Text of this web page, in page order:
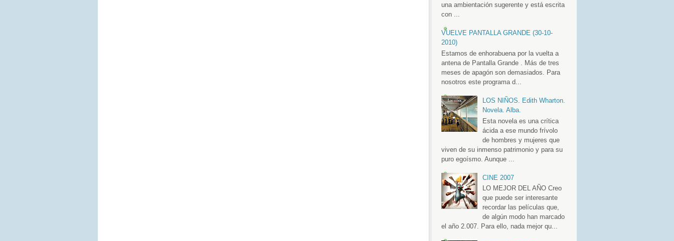
una ambientación sugerente y está escrita
con ...
VUELVE PANTALLA GRANDE (30-10-
2010)
Estamos de enhorabuena por la vuelta a
antena de Pantalla Grande . Más de tres
meses de apagón son demasiados. Para
nosotros este programa d...
LOS NIÑOS. Edith Wharton.
Novela. Alba.
Esta novela es una crítica
ácida a ese mundo frívolo
de hombres y mujeres que
viven de su inmenso patrimonio y para su
puro egoísmo. Aunque ...
CINE 2007
LO MEJOR DEL AÑO Creo
que puede ser interesante
recordar las películas que,
de algún modo han marcado
el año 2.007. Para ello, nada mejor qu...